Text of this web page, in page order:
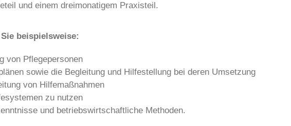
und einem dreimonatigem Praxisteil.
beispielsweise:
von Pflegepersonen
sowie die Begleitung und Hilfestellung bei deren Umsetzung
von Hilfemaßnahmen
zu nutzen
und betriebswirtschaftliche Methoden.